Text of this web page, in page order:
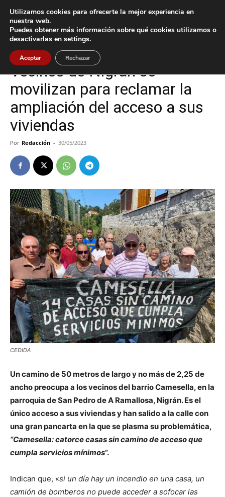
Inicio Nigrán
Nigrán Sucesos
Vecinos de Nigrán se
movilizan para reclamar la
ampliación del acceso a sus
viviendas
Por Redacción - 30/05/2023
CEDIDA
Un camino de 50 metros de largo y no más de 2,25 de
ancho preocupa a los vecinos del barrio Camesella, en la
parroquia de San Pedro de A Ramallosa, Nigrán. Es el
único acceso a sus viviendas y han salido a la calle con
una gran pancarta en la que se plasma su problemática,
“Camesella: catorce casas sin camino de acceso que
cumpla servicios mínimos”.
Indican que, «si un día hay un incendio en una casa, un
camión de bomberos no puede acceder a sofocar las
Utilizamos cookies para ofrecerte la mejor experiencia en
nuestra web.
Puedes obtener más información sobre qué cookies utilizamos o
desactivarlas en settings.
Aceptar Rechazar